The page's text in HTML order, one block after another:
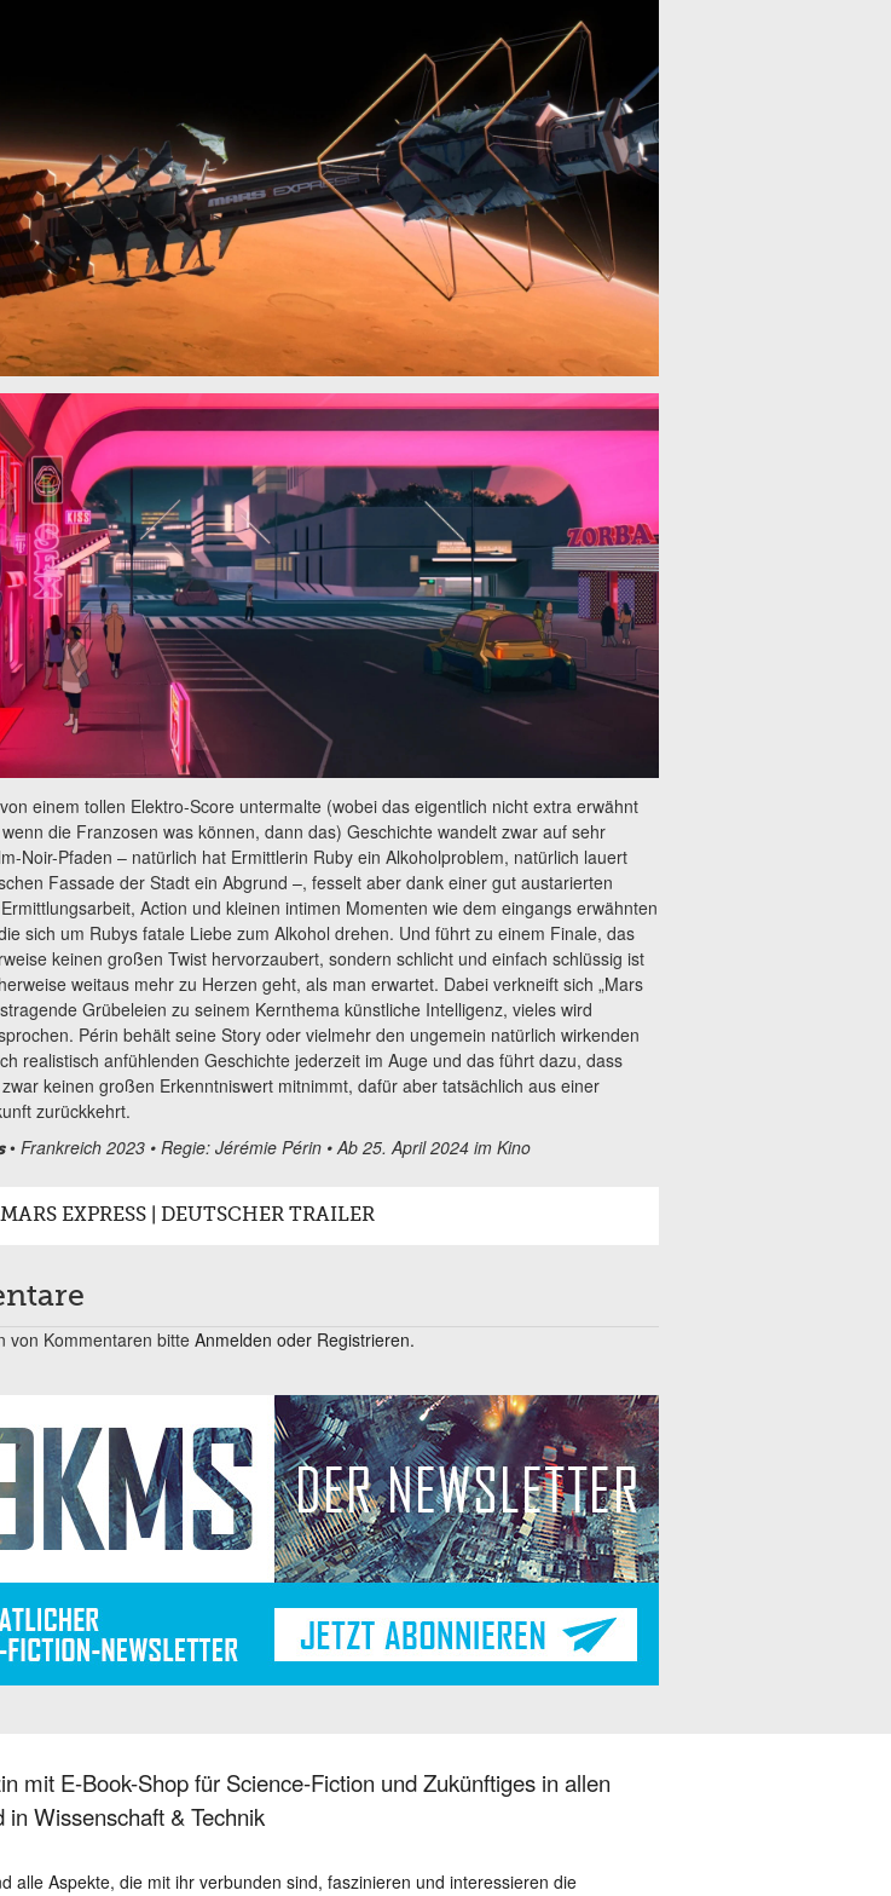
einem tollen Elektro-Score untermalte (wobei das eigentlich nicht extra erwähnt
die Franzosen was können, dann das) Geschichte wandelt zwar auf sehr
Noir-Pfaden – natürlich hat Ermittlerin Ruby ein Alkoholproblem, natürlich lauert
Fassade der Stadt ein Abgrund –, fesselt aber dank einer gut austarierten
Action und kleinen intimen Momenten wie dem eingangs erwähnten
sich um Rubys fatale Liebe zum Alkohol drehen. Und führt zu einem Finale, das
keinen großen Twist hervorzaubert, sondern schlicht und einfach schlüssig ist
weitaus mehr zu Herzen geht, als man erwartet. Dabei verkneift sich „Mars
Grübeleien zu seinem Kernthema künstliche Intelligenz, vieles wird
Périn behält seine Story oder vielmehr den ungemein natürlich wirkenden
realistisch anfühlenden Geschichte jederzeit im Auge und das führt dazu, dass
keinen großen Erkenntniswert mitnimmt, dafür aber tatsächlich aus einer
zurückkehrt.
• Frankreich 2023 • Regie: Jérémie Périn • Ab 25. April 2024 im Kino
EXPRESS | DEUTSCHER TRAILER
von Kommentaren bitte Anmelden oder Registrieren.
mit E-Book-Shop für Science-Fiction und Zukünftiges in allen
in Wissenschaft & Technik
alle Aspekte, die mit ihr verbunden sind, faszinieren und interessieren die